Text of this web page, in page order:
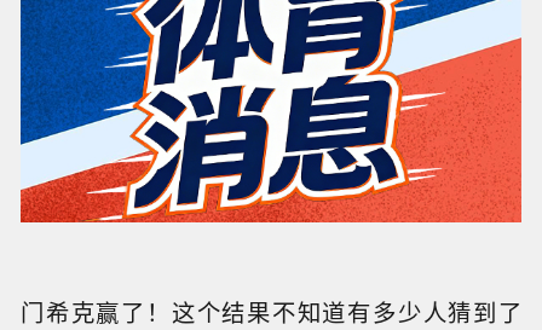
门希克赢了！这个结果不知道有多少人猜到了